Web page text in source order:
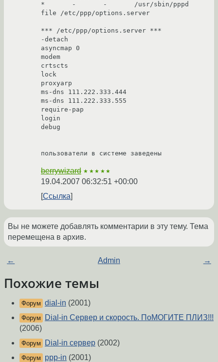
*       -       -       /usr/sbin/pppd
file /etc/ppp/options.server
*** /etc/ppp/options.server ***
-detach
asyncmap 0
modem
crtscts
lock
proxyarp
ms-dns 111.222.333.444
ms-dns 111.222.333.555
require-pap
login
debug
пользователи в системе заведены
berrywizard ★★★★★
19.04.2007 06:32:51 +00:00
Ссылка
Вы не можете добавлять комментарии в эту тему. Тема
перемещена в архив.
← Admin →
Похожие темы
Форум dial-in (2001)
Форум
Dial-in Сервер и скорость. ПоМОГИТЕ ПЛИЗ!!!
(2006)
Форум Dial-in сервер (2002)
Форум ppp-in (2001)